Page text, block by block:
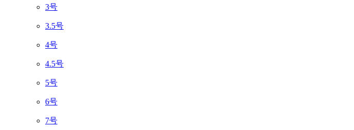
3号
3.5号
4号
4.5号
5号
6号
7号